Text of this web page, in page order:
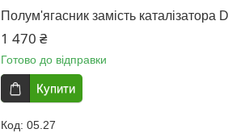
Полум'ягасник замість
1 470 ₴
Готово до відправки
Купити
05.27